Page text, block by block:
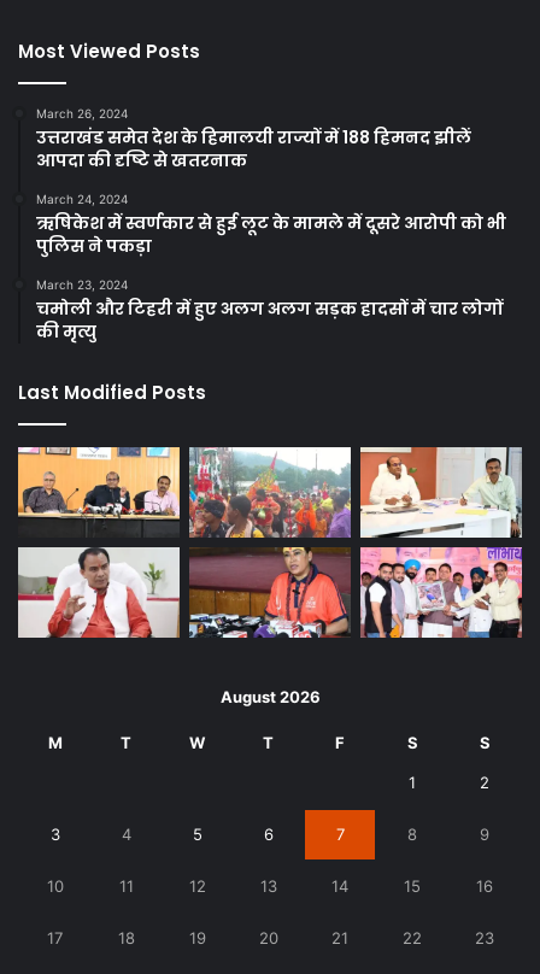
Most Viewed Posts
March 26, 2024
उत्तराखंड समेत देश के हिमालयी राज्यों में 188 हिमनद झीलें
आपदा की दृष्टि से खतरनाक
March 24, 2024
ऋषिकेश में स्वर्णकार से हुई लूट के मामले में दूसरे आरोपी को भी
पुलिस ने पकड़ा
March 23, 2024
चमोली और टिहरी में हुए अलग अलग सड़क हादसों में चार लोगों
की मृत्यु
Last Modified Posts
August 2026
M T W T F S S
1 2
3 4 5 6 7 8 9
10 11 12 13 14 15 16
17 18 19 20 21 22 23